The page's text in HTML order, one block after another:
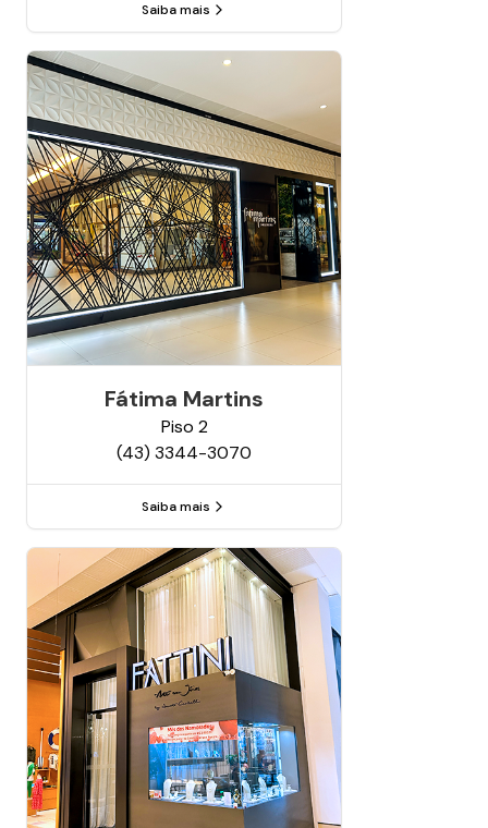
Saiba mais
Fátima Martins
Piso 2
(43) 3344-3070
Saiba mais